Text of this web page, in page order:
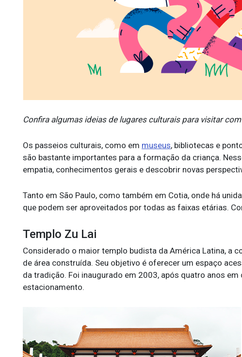
Confira algumas ideias de lugares culturais para visitar
Os passeios culturais, como em museus, bibliotecas e
são bastante importantes para a formação da criança.
empatia, conhecimentos gerais e descobrir novas
Tanto em São Paulo, como também em Cotia, onde há
que podem ser aproveitados por todas as faixas etárias.
Templo Zu Lai
Considerado o maior templo budista da América Latina, a
de área construída. Seu objetivo é oferecer um espaço
da tradição. Foi inaugurado em 2003, após quatro anos
estacionamento.